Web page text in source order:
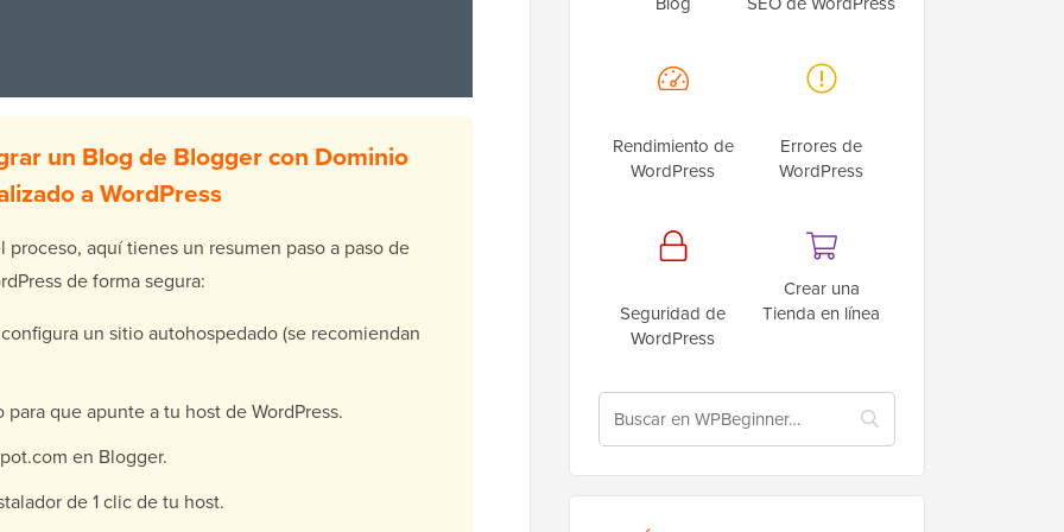
un Blog de Blogger con Dominio
a WordPress
aquí tienes un resumen paso a paso de
de forma segura:
un sitio autohospedado (se recomiendan
que apunte a tu host de WordPress.
en Blogger.
de 1 clic de tu host.
Rendimiento de
WordPress
Errores de
WordPress
Seguridad de
WordPress
Crear una
Tienda en línea